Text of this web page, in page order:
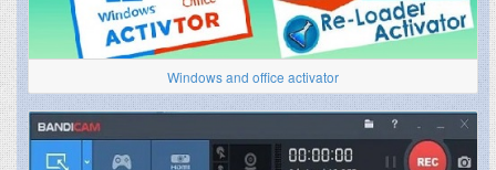
Windows and office activator